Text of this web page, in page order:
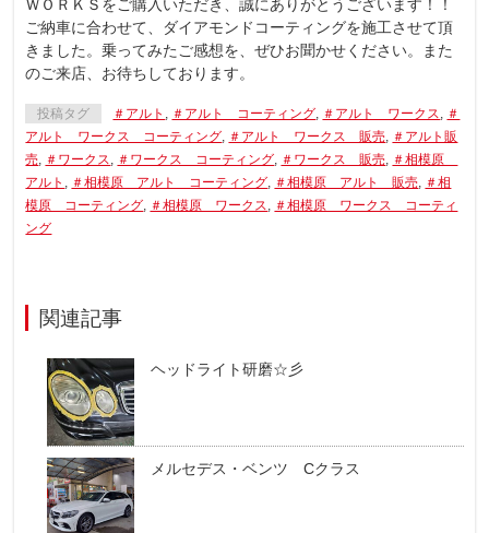
ＷＯＲＫＳをご購入いただき、誠にありがとうございます！！
ご納車に合わせて、ダイアモンドコーティングを施工させて頂
きました。乗ってみたご感想を、ぜひお聞かせください。また
のご来店、お待ちしております。
投稿タグ ＃アルト , ＃アルト コーティング, ＃アルト ワークス, ＃
アルト ワークス コーティング, ＃アルト ワークス 販売, ＃アルト販
売, ＃ワークス, ＃ワークス コーティング, ＃ワークス 販売, ＃相模原
アルト , ＃相模原 アルト コーティング, ＃相模原 アルト 販売, ＃相
模原 コーティング, ＃相模原 ワークス, ＃相模原 ワークス コーティ
ング
関連記事
ヘッドライト研磨☆彡
メルセデス・ベンツ Cクラス